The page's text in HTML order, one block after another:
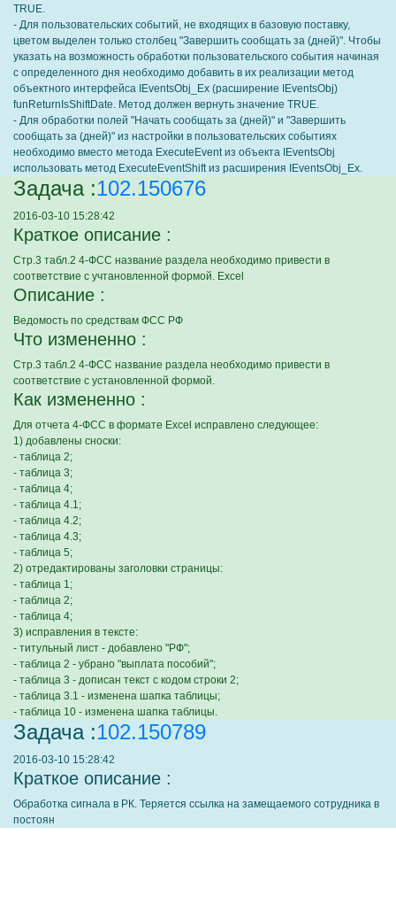
TRUE.
- Для пользовательских событий, не входящих в базовую поставку,
цветом выделен только столбец "Завершить сообщать за (дней)". Чтобы
указать на возможность обработки пользовательского события начиная
с определенного дня необходимо добавить в их реализации метод
объектного интерфейса IEventsObj_Ex (расширение IEventsObj)
funReturnIsShiftDate. Метод должен вернуть значение TRUE.
- Для обработки полей "Начать сообщать за (дней)" и "Завершить
сообщать за (дней)" из настройки в пользовательских событиях
необходимо вместо метода ExecuteEvent из объекта IEventsObj
использовать метод ExecuteEventShift из расширения IEventsObj_Ex.
Задача :102.150676
2016-03-10 15:28:42
Краткое описание :
Стр.3 табл.2 4-ФСС название раздела необходимо привести в
соответствие с учтановленной формой. Excel
Описание :
Ведомость по средствам ФСС РФ
Что измененно :
Стр.3 табл.2 4-ФСС название раздела необходимо привести в
соответствие с установленной формой.
Как измененно :
Для отчета 4-ФСС в формате Excel исправлено следующее:
1) добавлены сноски:
- таблица 2;
- таблица 3;
- таблица 4;
- таблица 4.1;
- таблица 4.2;
- таблица 4.3;
- таблица 5;
2) отредактированы заголовки страницы:
- таблица 1;
- таблица 2;
- таблица 4;
3) исправления в тексте:
- титульный лист - добавлено "РФ";
- таблица 2 - убрано "выплата пособий";
- таблица 3 - дописан текст с кодом строки 2;
- таблица 3.1 - изменена шапка таблицы;
- таблица 10 - изменена шапка таблицы.
Задача :102.150789
2016-03-10 15:28:42
Краткое описание :
Обработка сигнала в РК. Теряется ссылка на замещаемого сотрудника в
постоян